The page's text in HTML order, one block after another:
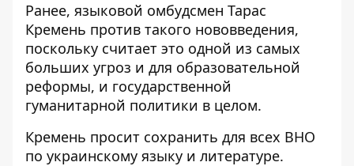
Ранее, языковой омбудсмен Тарас
Кремень против такого нововведения,
поскольку считает это одной из самых
больших угроз и для образовательной
реформы, и государственной
гуманитарной политики в целом.
Кремень просит сохранить для всех ВНО
по украинскому языку и литературе.